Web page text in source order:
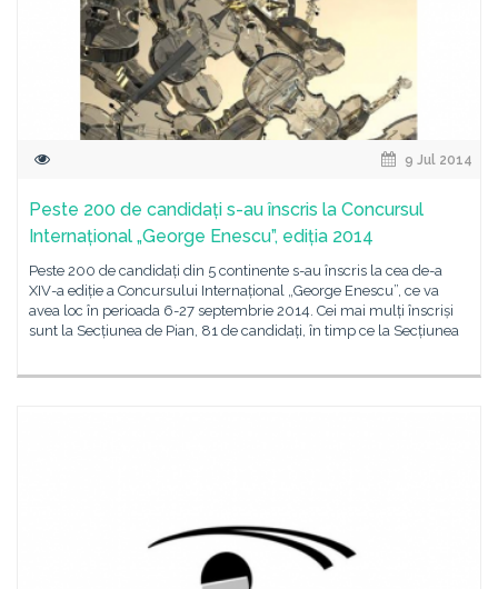
9 Jul 2014
Peste 200 de candidați s-au înscris la Concursul
Internațional „George Enescu”, ediția 2014
Peste 200 de candidați din 5 continente s-au înscris la cea de-a
XIV-a ediție a Concursului Internațional „George Enescu”, ce va
avea loc în perioada 6-27 septembrie 2014. Cei mai mulți înscriși
sunt la Secțiunea de Pian, 81 de candidați, în timp ce la Secțiunea